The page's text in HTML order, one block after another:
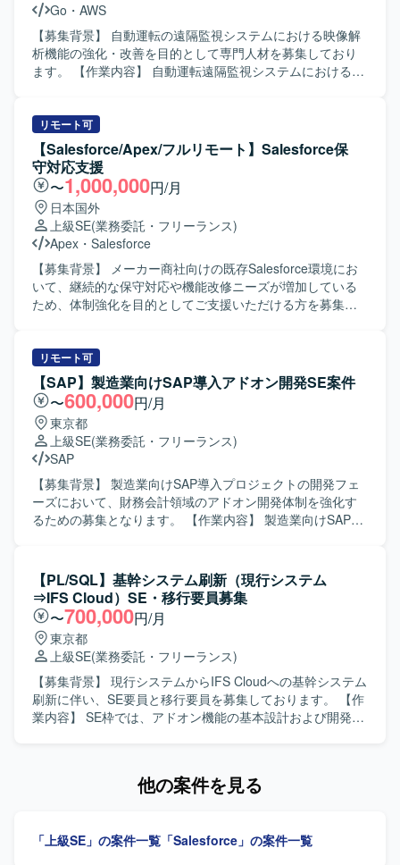
ーや関係者と協調し、報連相を意識してコミュニケーショ
ンを取れる方を歓迎いたします。 ドキュメントを整理しな
がら、着実に業務を進めていける方にマッチする環境で
す。 【ポジションの魅力】 金融系の大規模基盤に携わるこ
ィ動向に触れながら、インフラエンジニアとしての専門性
を高めていただけます。 運用保守だけでなく、改善提案や
運用標準化にも関わることで、キャリアの幅を広げること
ができます。 【開発環境】 Linuxを中心とした金融系基盤
環境上での運用保守および脆弱性対応を行っていただきま
す。
Go ・ AWS
【募集背景】 自動運転の遠隔監視システムにおける映像解
析機能の強化・改善を目的として専門人材を募集しており
ます。 【作業内容】 自動運転遠隔監視システムにおける映
出・改善検討などを行っていただきます。 【求める人物
像】 自律的に業務を推進し、関係者と円滑にコミュニケー
ションを取りながら問題解決に取り組んでいただける方を
求めております。技術的な検証やデバッグ作業を粘り強く
行っていただける方が望ましいです。 【ポジションの魅
力】 自動運転という先端領域の遠隔監視システムに携わる
ことで、映像解析や映像伝達プロトコルに関する高度な知
見を深めていただけます。今後の事業展開にもつながるシ
ステムの品質向上に直接貢献していただけるポジションで
す。 【開発環境】 映像伝達プロトコルとしてSRTや
WebRTCを利用した環境での解析・デバッグを行っていた
リモート可
【Salesforce/Apex/フルリモート】Salesforce保
守対応支援
〜1,000,000円/月
日本国外
上級SE(業務委託・フリーランス)
Apex ・ Salesforce
【募集背景】 メーカー商社向けの既存Salesforce環境にお
いて、継続的な保守対応や機能改修ニーズが増加している
ため、体制強化を目的としてご支援いただける方を募集し
守対応や問合せ対応を行っていただきます。 ・顧客との週
次定例ミーティングに参加し、方針のすり合わせや課題整
理、対応内容の説明を実施していただきます。 ・既存機能
の仕様に関する質疑応答や、標準機能および軽微なApex、
Visualforceを用いた機能改修を行っていただきます。 ・新
規機能について、対応方針の検討から設計・実装・受け入
れまで一連の対応を担当していただきます。 ・その他、関
連する開発要件についても状況に応じて対応していただき
ます。 【求める人物像】 ・顧客とのコミュニケーションを
通じて課題を整理し、自ら主体的に提案・推進していただ
向きにキャッチアップしていただける方が望ましいです。
【ポジションの魅力】 ・Salesforceの複数クラウド
（ServiceCloud, SalesCloud, Classic環境など）に関わるこ
とで、幅広い機能・領域の知見を深めていただけます。 ・
顧客折衝から実装まで一貫して対応することで、上流工程
から開発までのスキルをバランスよく高めることができま
す。 ・継続的な保守・改善を通じて、長期的な関係構築と
業務理解を深める経験を積んでいただけます。 【開発環
境】 Salesforce（ServiceCloud, SalesCloud, Classic環
リモート可
【SAP】製造業向けSAP導入アドオン開発SE案件
〜600,000円/月
東京都
上級SE(業務委託・フリーランス)
SAP
【募集背景】 製造業向けSAP導入プロジェクトの開発フェ
ーズにおいて、財務会計領域のアドオン開発体制を強化す
るための募集となります。 【作業内容】 製造業向けSAP導
をとりながら要件を整理し、基本設計書の作成やロジック
設計を行っていただきます。また、結合テストフェーズで
発生する障害の調査・原因分析・修正対応や、仕様変更に
伴う設計書修正および改修対応も実施していただきます。
【求める人物像】 財務会計領域の業務知識と開発経験を活
かし、自ら要件を深掘りしながら主体的に設計を進められ
る方を求めています。コンサルタントや周囲のメンバーと
積極的にコミュニケーションを取り、状況に応じて柔軟に
動ける協調性の高い方が望ましいです。 【ポジションの魅
理から関与できるため、上流工程スキルや設計力の強化に
【PL/SQL】基幹システム刷新（現行システム
⇒IFS Cloud）SE・移行要員募集
〜700,000円/月
東京都
上級SE(業務委託・フリーランス)
【募集背景】 現行システムからIFS Cloudへの基幹システム
刷新に伴い、SE要員と移行要員を募集しております。 【作
業内容】 SE枠では、アドオン機能の基本設計および開発、
とのコミュニケーションを円滑に行いながら、主体的に基
画いただき、IFS Cloudを含むERP刷新の上流工程から一連
他の案件を見る
「上級SE」の案件一覧 「Salesforce」の案件一覧